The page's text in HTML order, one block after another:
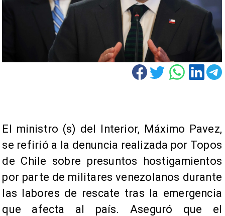
El ministro (s) del Interior, Máximo Pavez,
se refirió a la denuncia realizada por Topos
de Chile sobre presuntos hostigamientos
por parte de militares venezolanos durante
las labores de rescate tras la emergencia
que afecta al país. Aseguró que el